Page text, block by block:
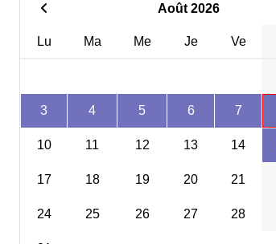
Août 2026
Lu Ma Me Je Ve
3 4 5 6 7
10 11 12 13 14
17 18 19 20 21
24 25 26 27 28